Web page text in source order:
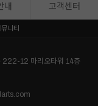
내 고객센터
니티
222-12 마리오타워 14층